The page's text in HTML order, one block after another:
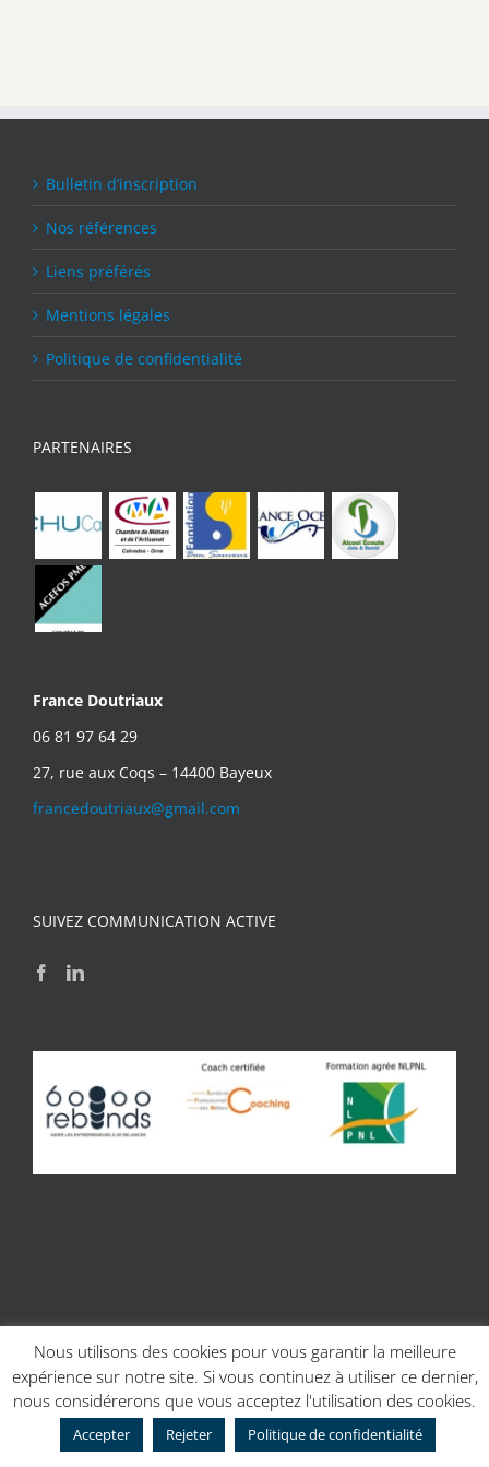
Bulletin d’inscription
Nos références
Liens préférés
Mentions légales
Politique de confidentialité
PARTENAIRES
France Doutriaux
06 81 97 64 29
27, rue aux Coqs – 14400 Bayeux
francedoutriaux@gmail.com
SUIVEZ COMMUNICATION ACTIVE
© Copyright 2017 | Site réalisé parCharline Budor - Création site
internet Caen| Création graphiqueCréation graphique - Couleur
Scribe
Facebook
Nous utilisons des cookies pour vous garantir la meilleure
expérience sur notre site. Si vous continuez à utiliser ce dernier,
nous considérerons que vous acceptez l'utilisation des cookies.
Accepter Rejeter
Politique de confidentialité